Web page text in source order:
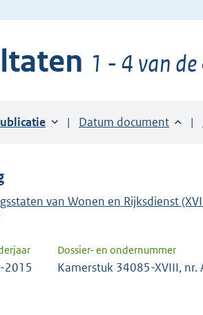
1 - 4 van
Sorteer op:
Datum document
van Wonen en Rijksdienst
2015
Dossier- en ondernummer
Kamerstuk 34085-XVIII, nr.